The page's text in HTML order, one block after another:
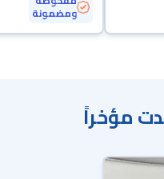
ومضمونة
مؤخراً